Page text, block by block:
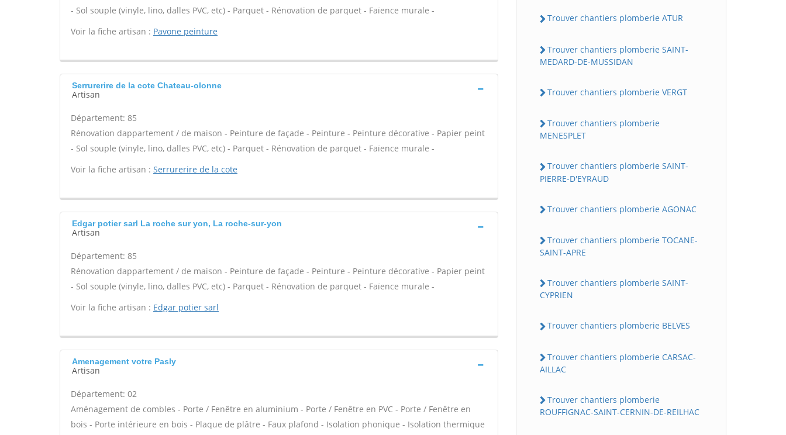
- Sol souple (vinyle, lino, dalles PVC, etc) - Parquet - Rénovation de parquet - Faïence murale -
Voir la fiche artisan : Pavone peinture
Serrurerire de la cote Chateau-olonne
Artisan
Département: 85
Rénovation dappartement / de maison - Peinture de façade - Peinture - Peinture décorative - Papier peint
- Sol souple (vinyle, lino, dalles PVC, etc) - Parquet - Rénovation de parquet - Faïence murale -
Voir la fiche artisan : Serrurerire de la cote
Edgar potier sarl La roche sur yon, La roche-sur-yon
Artisan
Département: 85
Rénovation dappartement / de maison - Peinture de façade - Peinture - Peinture décorative - Papier peint
- Sol souple (vinyle, lino, dalles PVC, etc) - Parquet - Rénovation de parquet - Faïence murale -
Voir la fiche artisan : Edgar potier sarl
Amenagement votre Pasly
Artisan
Département: 02
Aménagement de combles - Porte / Fenêtre en aluminium - Porte / Fenêtre en PVC - Porte / Fenêtre en
bois - Porte intérieure en bois - Plaque de plâtre - Faux plafond - Isolation phonique - Isolation thermique
Trouver chantiers plomberie ATUR
Trouver chantiers plomberie SAINT-
MEDARD-DE-MUSSIDAN
Trouver chantiers plomberie VERGT
Trouver chantiers plomberie
MENESPLET
Trouver chantiers plomberie SAINT-
PIERRE-D'EYRAUD
Trouver chantiers plomberie AGONAC
Trouver chantiers plomberie TOCANE-
SAINT-APRE
Trouver chantiers plomberie SAINT-
CYPRIEN
Trouver chantiers plomberie BELVES
Trouver chantiers plomberie CARSAC-
AILLAC
Trouver chantiers plomberie
ROUFFIGNAC-SAINT-CERNIN-DE-REILHAC